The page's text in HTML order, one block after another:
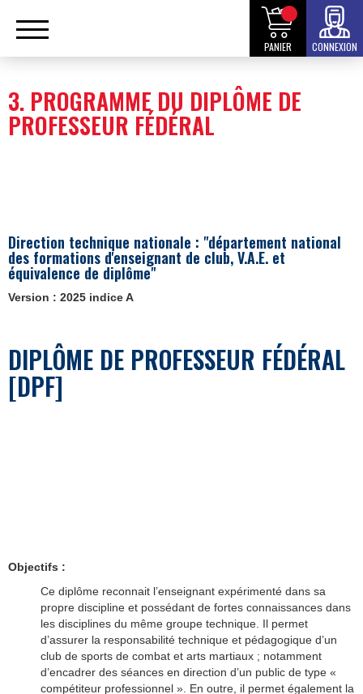
PANIER CONNEXION
3. PROGRAMME DU DIPLÔME DE
PROFESSEUR FÉDÉRAL
Direction technique nationale : "département national
des formations d'enseignant de club, V.A.E. et
équivalence de diplôme"
Version : 2025 indice A
DIPLÔME DE PROFESSEUR FÉDÉRAL
[DPF]
Objectifs :
Ce diplôme reconnait l’enseignant expérimenté dans sa
propre discipline et possédant de fortes connaissances dans
les disciplines du même groupe technique. Il permet
d’assurer la responsabilité technique et pédagogique d’un
club de sports de combat et arts martiaux ; notamment
d’encadrer des séances en direction d’un public de type «
compétiteur professionnel ». En outre, il permet également la